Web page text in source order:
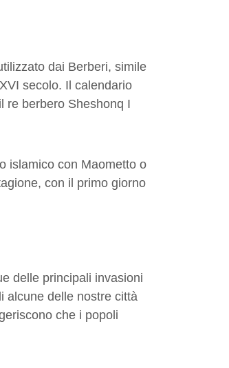
dai Berberi, simile
secolo. Il calendario
re berbero Sheshonq I
islamico con Maometto o
con il primo giorno
delle principali invasioni
alcune delle nostre città
che i popoli